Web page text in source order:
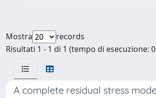
Mostra
records
Risultati 1 - 1 di 1 (tempo di esecuzione:
A complete residual stress